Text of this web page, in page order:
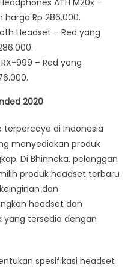
ATH M20x –
Rp 286.000.
Headset – Red yang
999 – Red yang
2020
terpercaya di Indonesia
menyediakan produk
Di Bhinneka, pelanggan
produk headset terbaru
dan
headset dan
tersedia dengan
spesifikasi headset